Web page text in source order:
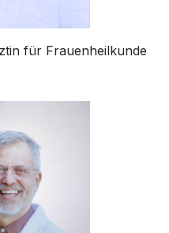
für Frauenheilkunde